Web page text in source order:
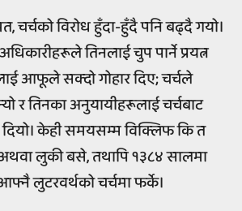
चर्चको विरोध हुँदा-हुँदै पनि बढ्दै गयो।
तिनलाई चुप पार्ने प्रयत्न
आफूले सक्दो गोहार दिए; चर्चले
र तिनका अनुयायीहरूलाई चर्चबाट
दियो। केही समयसम्म विक्लिफ कि त
लुकी बसे, तथापि १३८४ सालमा
आफ्नै लुटरवर्थको चर्चमा फर्के।